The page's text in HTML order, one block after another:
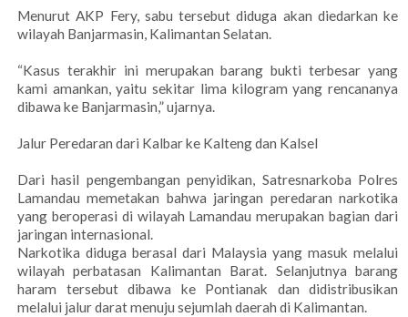
Menurut AKP Fery, sabu tersebut diduga akan diedarkan ke
wilayah Banjarmasin, Kalimantan Selatan.
“Kasus terakhir ini merupakan barang bukti terbesar yang
kami amankan, yaitu sekitar lima kilogram yang rencananya
dibawa ke Banjarmasin,” ujarnya.
Jalur Peredaran dari Kalbar ke Kalteng dan Kalsel
Dari hasil pengembangan penyidikan, Satresnarkoba Polres
Lamandau memetakan bahwa jaringan peredaran narkotika
yang beroperasi di wilayah Lamandau merupakan bagian dari
jaringan internasional.
Narkotika diduga berasal dari Malaysia yang masuk melalui
wilayah perbatasan Kalimantan Barat. Selanjutnya barang
haram tersebut dibawa ke Pontianak dan didistribusikan
melalui jalur darat menuju sejumlah daerah di Kalimantan.